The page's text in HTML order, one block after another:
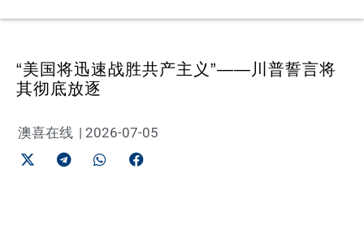
“美国将迅速战胜共产主义”——川普誓言将
其彻底放逐
澳喜在线 | 2026-07-05